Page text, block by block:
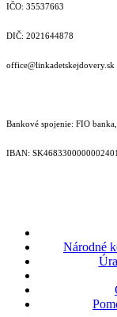
IČO: 35537663
DIČ: 2021644878
office@linkadetskejdovery.sk
Bankové spojenie: FIO banka,
IBAN:
Národné